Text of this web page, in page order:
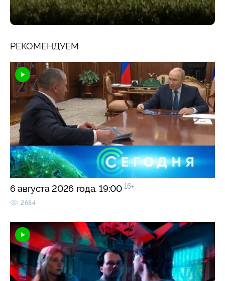
РЕКОМЕНДУЕМ
6 августа 2026 года. 19:00 16+
2684